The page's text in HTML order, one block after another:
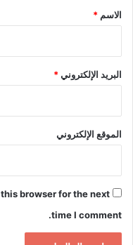
*
الاسم *
البريد الإلكتروني*
الموقع الإلكتروني
browser for the next
time I comment.